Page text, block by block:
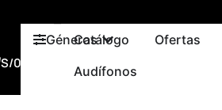
S/0.00
GénerosCatálogo Ofertas
Audífonos